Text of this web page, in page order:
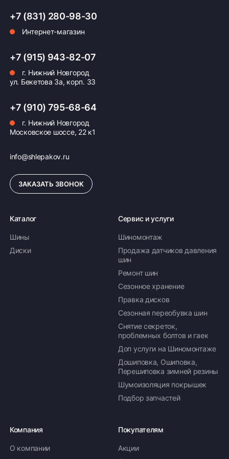
Возможна картой, наличными при получении,
также доступно оформление кредита и
формирование счёта для Юр.Лица
ПОДРОБНЕЕ ОБ ОПЛАТЕ
+7 (831) 280-98-30
Интернет-магазин
+7 (915) 943-82-07
г. Нижний Новгород
ул. Бекетова 3а, корп. 33
+7 (910) 795-68-64
г. Нижний Новгород
Московское шоссе, 22 к1
info@shlepakov.ru
ЗАКАЗАТЬ ЗВОНОК
Каталог
Шины
Диски
Сервис и услуги
Шиномонтаж
Продажа датчиков давления
шин
Ремонт шин
Сезонное хранение
Правка дисков
Сезонная переобувка шин
Снятие секреток,
проблемных болтов и гаек
Доп услуги на Шиномонтаже
Дошиповка, Ошиповка,
Перешиповка зимней резины
Шумоизоляция покрышек
Подбор запчастей
Компания
О компании
Покупателям
Акции